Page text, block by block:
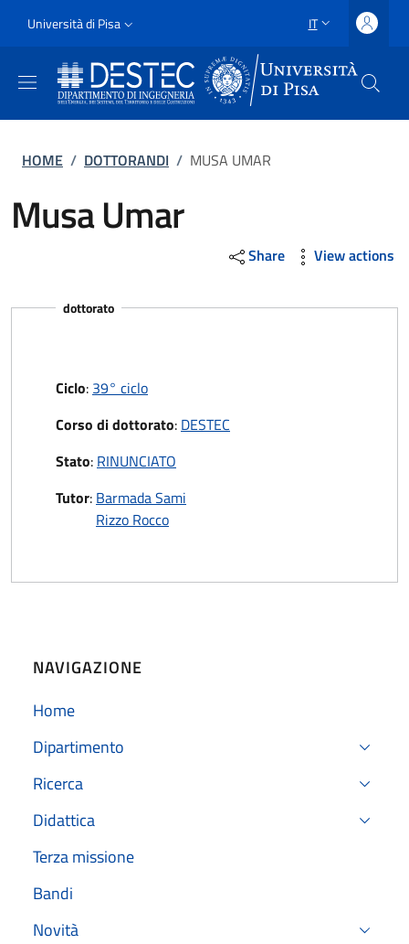
Slim
Università di Pisa SELETTORE
IT
Briciole di pane
HOME / DOTTORANDI / MUSA UMAR
Musa Umar
Share View actions
dottorato
Ciclo: 39° ciclo
Corso di dottorato: DESTEC
Stato: RINUNCIATO
Tutor: Barmada Sami
Rizzo Rocco
NAVIGAZIONE
Home
Dipartimento
Ricerca
Didattica
Terza missione
Bandi
Novità